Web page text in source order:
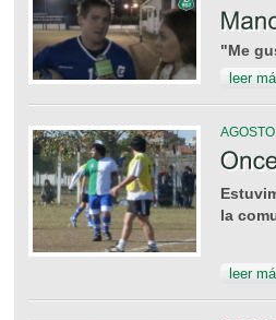
"Me
leer
AGOSTO
la
leer